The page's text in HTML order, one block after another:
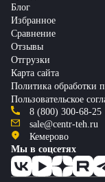
Блог
Избранное
Сравнение
Отзывы
Отгрузки
Карта сайта
Политика обработки
Пользовательское
8 (800) 300-68-25
sale@centr-teh.ru
Кемерово
Мы в соцсетях